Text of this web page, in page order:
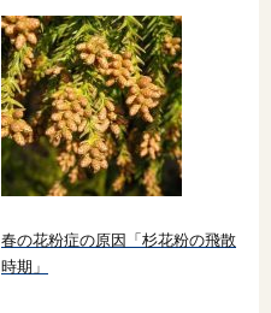
春の花粉症の原因「杉花粉の飛散
時期」